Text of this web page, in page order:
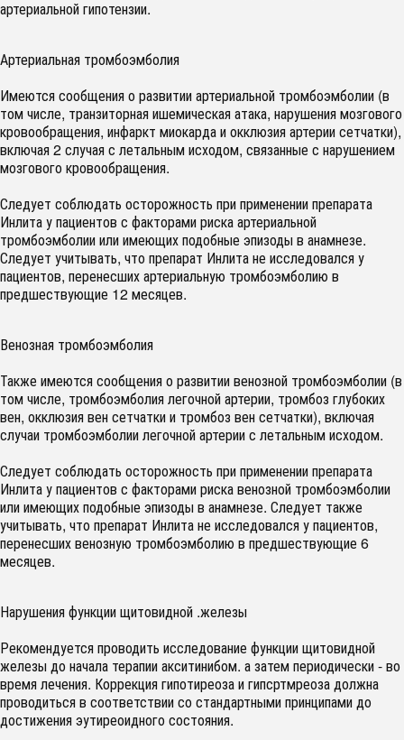
артериальной гипотензии.
Артериальная тромбоэмболия
Имеются сообщения о развитии артериальной тромбоэмболии (в
том числе, транзиторная ишемическая атака, нарушения мозгового
кровообращения, инфаркт миокарда и окклюзия артерии сетчатки),
включая 2 случая с летальным исходом, связанные с нарушением
мозгового кровообращения.
Следует соблюдать осторожность при применении препарата
Инлита у пациентов с факторами риска артериальной
тромбоэмболии или имеющих подобные эпизоды в анамнезе.
Следует учитывать, что препарат Инлита не исследовался у
пациентов, перенесших артериальную тромбоэмболию в
предшествующие 12 месяцев.
Венозная тромбоэмболия
Также имеются сообщения о развитии венозной тромбоэмболии (в
том числе, тромбоэмболия легочной артерии, тромбоз глубоких
вен, окклюзия вен сетчатки и тромбоз вен сетчатки), включая
случаи тромбоэмболии легочной артерии с летальным исходом.
Следует соблюдать осторожность при применении препарата
Инлита у пациентов с факторами риска венозной тромбоэмболии
или имеющих подобные эпизоды в анамнезе. Следует также
учитывать, что препарат Инлита не исследовался у пациентов,
перенесших венозную тромбоэмболию в предшествующие 6
месяцев.
Нарушения функции щитовидной .железы
Рекомендуется проводить исследование функции щитовидной
железы до начала терапии акситинибом. а затем периодически - во
время лечения. Коррекция гипотиреоза и гипсртмреоза должна
проводиться в соответствии со стандартными принципами до
достижения эутиреоидного состояния.